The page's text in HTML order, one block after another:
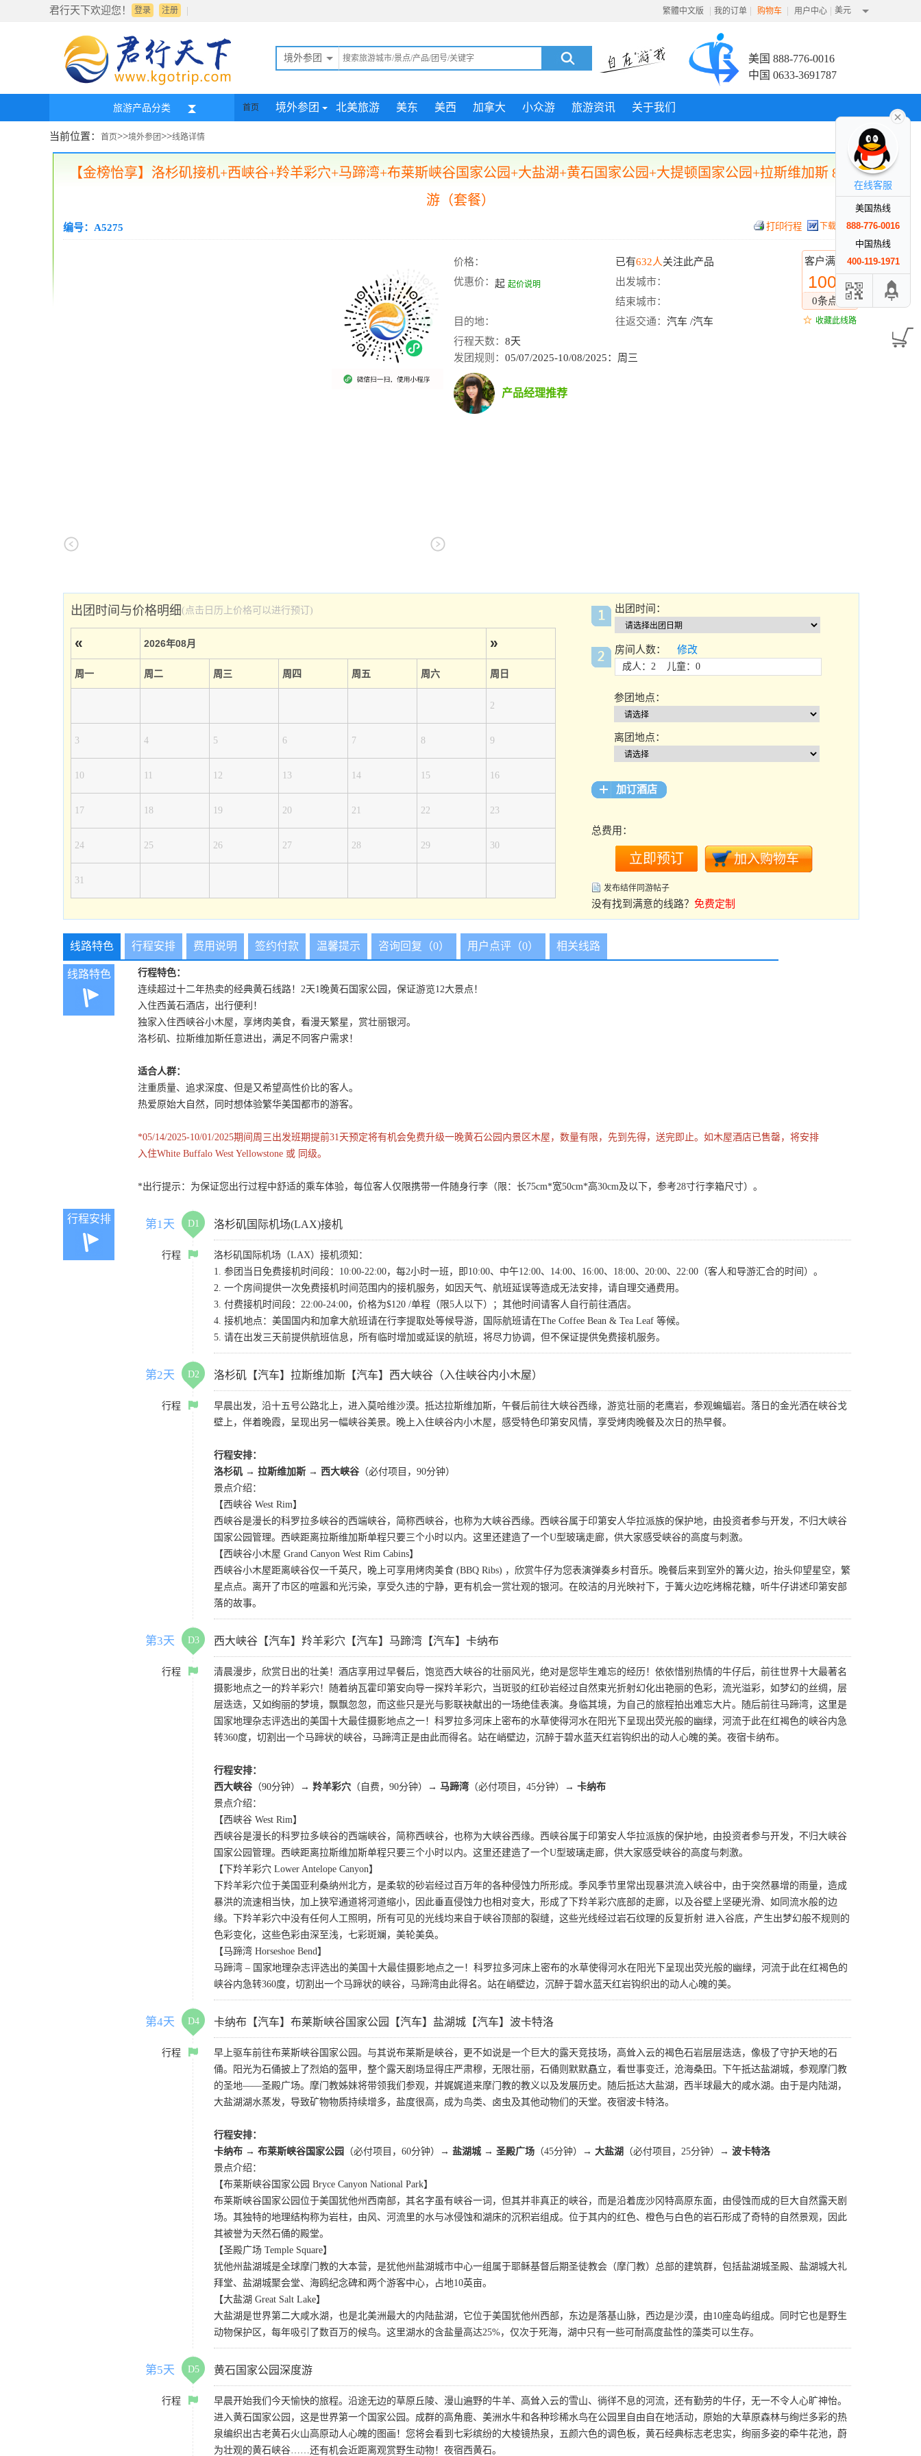
君行天下欢迎您！ 登录 |
注册 繁體中文版 | 我的订单 | 购物车 | 用户中心 | 美元
境外参团
美国 888-776-0016
中国 0633-3691787
旅游产品分类 首页 境外参团 北美旅游 美东 美西 加拿大 小众游 旅游资讯 关于我们
当前位置： 首页>>境外参团>>线路详情
【金榜怡享】洛杉矶接机+西峡谷+羚羊彩穴+马蹄湾+布莱斯峡谷国家公园+大盐湖+黄石国家公园+大提顿国家公园+拉斯维加斯 8日
游（套餐）
编号：A5275 下载行程
客户满意度
100%
0条点评
收藏此线路
价格： 已有632人关注此产品
优惠价： 起 起价说明
出发城市：
结束城市：
目的地：
往返交通： 汽车 /汽车
行程天数： 8天
发团规则： 05/07/2025-10/08/2025：周三
产品经理推荐
出团时间与价格明细(点击日历上价格可以进行预订)
« 2026年08月 »
周一 周二 周三 周四 周五 周六 周日
2
3 4 5 6 7 8 9
10 11 12 13 14 15 16
17 18 19 20 21 22 23
24 25 26 27 28 29 30
31
出团时间：
房间人数： 修改
成人：2 儿童：0
参团地点：
离团地点：
加订酒店
总费用：
发布结伴同游帖子
没有找到满意的线路？ 免费定制
线路特色 行程安排 费用说明 签约付款 温馨提示 咨询回复（0） 用户点评（0） 相关线路
线路特色
行程特色：
连续超过十二年热卖的经典黄石线路！2天1晚黄石国家公园，保证游览12大景点！
入住西黃石酒店，出行便利！
独家入住西峡谷小木屋，享烤肉美食，看漫天繁星，赏壮丽银河。
洛杉矶、拉斯维加斯任意进出，满足不同客户需求！
适合人群：
注重质量、追求深度、但是又希望高性价比的客人。
热爱原始大自然，同时想体验繁华美国都市的游客。
*05/14/2025-10/01/2025期间周三出发班期提前31天预定将有机会免费升级一晚黄石公园内景区木屋，数量有限，先到先得，送完即止。如木屋酒店已售罄，将安排
入住White Buffalo West Yellowstone 或 同级。
*出行提示：为保证您出行过程中舒适的乘车体验，每位客人仅限携带一件随身行李（限：长75cm*宽50cm*高30cm及以下，参考28寸行李箱尺寸）。
行程安排 第1天 D1 洛杉矶国际机场(LAX)接机
行程
洛杉矶国际机场（LAX）接机须知：
1. 参团当日免费接机时间段：10:00-22:00，每2小时一班，即10:00、中午12:00、14:00、16:00、18:00、20:00、22:00（客人和导游汇合的时间）。
2. 一个房间提供一次免费接机时间范围内的接机服务，如因天气、航班延误等造成无法安排，请自理交通费用。
3. 付费接机时间段：22:00-24:00，价格为$120 /单程（限5人以下）；其他时间请客人自行前往酒店。
4. 接机地点：美国国内和加拿大航班请在行李提取处等候导游，国际航班请在The Coffee Bean & Tea Leaf 等候。
5. 请在出发三天前提供航班信息，所有临时增加或延误的航班，将尽力协调，但不保证提供免费接机服务。
第2天 D2 洛杉矶【汽车】拉斯维加斯【汽车】西大峡谷（入住峡谷内小木屋）
行程
早晨出发，沿十五号公路北上，进入莫哈维沙漠。抵达拉斯维加斯，午餐后前往大峡谷西缘，游览壮丽的老鹰岩，参观蝙蝠岩。落日的金光洒在峡谷戈
壁上，伴着晚霞，呈现出另一幅峡谷美景。晚上入住峡谷内小木屋，感受特色印第安风情，享受烤肉晚餐及次日的热早餐。
行程安排：
洛杉矶 → 拉斯维加斯 → 西大峡谷 （必付项目，90分钟）
景点介绍：
【西峡谷 West Rim】
西峡谷是漫长的科罗拉多峡谷的西端峡谷，简称西峡谷，也称为大峡谷西缘。西峡谷属于印第安人华拉派族的保护地，由投资者参与开发，不归大峡谷
国家公园管理。西峡距离拉斯维加斯单程只要三个小时以内。这里还建造了一个U型玻璃走廊，供大家感受峡谷的高度与刺激。
【西峡谷小木屋 Grand Canyon West Rim Cabins】
西峡谷小木屋距离峡谷仅一千英尺，晚上可享用烤肉美食 (BBQ Ribs) ，欣赏牛仔为您表演弹奏乡村音乐。晚餐后来到室外的篝火边，抬头仰望星空，繁
星点点。离开了市区的喧嚣和光污染，享受久违的宁静，更有机会一赏壮观的银河。在皎洁的月光映衬下，于篝火边吃烤棉花糖，听牛仔讲述印第安部
落的故事。
第3天 D3 西大峡谷【汽车】羚羊彩穴【汽车】马蹄湾【汽车】卡纳布
行程
清晨漫步，欣赏日出的壮美！酒店享用过早餐后，饱览西大峡谷的壮丽风光，绝对是您毕生难忘的经历！依依惜别热情的牛仔后，前往世界十大最著名
摄影地点之一的羚羊彩穴！随着纳瓦霍印第安向导一探羚羊彩穴，当斑驳的红砂岩经过自然束光折射幻化出艳丽的色彩，流光溢彩，如梦幻的丝绸，层
层迭迭，又如绚丽的梦境，飘飘忽忽，而这些只是光与影联袂献出的一场绝佳表演。身临其境，为自己的旅程拍出难忘大片。随后前往马蹄湾，这里是
国家地理杂志评选出的美国十大最佳摄影地点之一！科罗拉多河床上密布的水草使得河水在阳光下呈现出荧光般的幽绿，河流于此在红褐色的峡谷内急
转360度，切割出一个马蹄状的峡谷，马蹄湾正是由此而得名。站在峭壁边，沉醉于碧水蓝天红岩钩织出的动人心魄的美。夜宿卡纳布。
行程安排：
西大峡谷 （90分钟） → 羚羊彩穴 （自费，90分钟）→ 马蹄湾 （必付项目，45分钟）→ 卡纳布
景点介绍：
【西峡谷 West Rim】
西峡谷是漫长的科罗拉多峡谷的西端峡谷，简称西峡谷，也称为大峡谷西缘。西峡谷属于印第安人华拉派族的保护地，由投资者参与开发，不归大峡谷
国家公园管理。西峡距离拉斯维加斯单程只要三个小时以内。这里还建造了一个U型玻璃走廊，供大家感受峡谷的高度与刺激。
【下羚羊彩穴 Lower Antelope Canyon】
下羚羊彩穴位于美国亚利桑纳州北方，是柔软的砂岩经过百万年的各种侵蚀力所形成。季风季节里常出现暴洪流入峡谷中，由于突然暴增的雨量，造成
暴洪的流速相当快，加上狭窄通道将河道缩小，因此垂直侵蚀力也相对变大，形成了下羚羊彩穴底部的走廊，以及谷壁上坚硬光滑、如同流水般的边
缘。下羚羊彩穴中没有任何人工照明，所有可见的光线均来自于峡谷顶部的裂缝，这些光线经过岩石纹理的反复折射 进入谷底，产生出梦幻般不规则的
色彩变化，这些色彩由深至浅，七彩斑斓，美轮美奂。
【马蹄湾 Horseshoe Bend】
马蹄湾 – 国家地理杂志评选出的美国十大最佳摄影地点之一！科罗拉多河床上密布的水草使得河水在阳光下呈现出荧光般的幽绿，河流于此在红褐色的
峡谷内急转360度，切割出一个马蹄状的峡谷，马蹄湾由此得名。站在峭壁边，沉醉于碧水蓝天红岩钩织出的动人心魄的美。
第4天 D4 卡纳布【汽车】布莱斯峡谷国家公园【汽车】盐湖城【汽车】波卡特洛
行程
早上驱车前往布莱斯峡谷国家公园。与其说布莱斯是峡谷，更不如说是一个巨大的露天竞技场，高耸入云的褐色石岩层层迭迭，像极了守护天地的石
俑。阳光为石俑披上了烈焰的盔甲，整个露天剧场显得庄严肃穆，无限壮丽，石俑则默默矗立，看世事变迁，沧海桑田。下午抵达盐湖城，参观摩门教
的圣地——圣殿广场。摩门教姊妹将带领我们参观，并娓娓道来摩门教的教义以及发展历史。随后抵达大盐湖，西半球最大的咸水湖。由于是内陆湖，
大盐湖湖水蒸发，导致矿物物质持续增多，盐度很高，成为鸟类、卤虫及其他动物们的天堂。夜宿波卡特洛。
行程安排：
卡纳布 → 布莱斯峡谷国家公园
（必付项目，60分钟） → 盐湖城 → 圣殿广场 （45分钟） → 大盐湖 （必付项目，25分钟）
→ 波卡特洛
景点介绍：
【布莱斯峡谷国家公园 Bryce Canyon National Park】
布莱斯峡谷国家公园位于美国犹他州西南部，其名字虽有峡谷一词，但其并非真正的峡谷，而是沿着庞沙冈特高原东面，由侵蚀而成的巨大自然露天剧
场。其独特的地理结构称为岩柱，由风、河流里的水与冰侵蚀和湖床的沉积岩组成。位于其内的红色、橙色与白色的岩石形成了奇特的自然景观，因此
其被誉为天然石俑的殿堂。
【圣殿广场 Temple Square】
犹他州盐湖城是全球摩门教的大本营，是犹他州盐湖城市中心一组属于耶稣基督后期圣徒教会（摩门教）总部的建筑群，包括盐湖城圣殿、盐湖城大礼
拜堂、盐湖城聚会堂、海鸥纪念碑和两个游客中心，占地10英亩。
【大盐湖 Great Salt Lake】
大盐湖是世界第二大咸水湖，也是北美洲最大的内陆盐湖，它位于美国犹他州西部，东边是落基山脉，西边是沙漠，由10座岛屿组成。同时它也是野生
动物保护区，每年吸引了数百万的候鸟。这里湖水的含盐量高达25%，仅次于死海，湖中只有一些可耐高度盐性的藻类可以生存。
第5天 D5 黄石国家公园深度游
行程
早晨开始我们今天愉快的旅程。沿途无边的草原丘陵、漫山遍野的牛羊、高耸入云的雪山、徜徉不息的河流，还有勤劳的牛仔，无一不令人心旷神怡。
进入黄石国家公园，这是世界第一个国家公园。成群的高角鹿、美洲水牛和各种珍稀水鸟在公园里自由自在地活动，原始的大草原森林与绚烂多彩的热
泉编织出古老黄石火山高原动人心魄的图画！您将会看到七彩缤纷的大棱镜热泉，五颜六色的调色板，黄石经典标志老忠实，绚丽多姿的牵牛花池，蔚
为壮观的黄石峡谷……还有机会近距离观赏野生动物！夜宿西黄石。
在线客服
美国热线
888-776-0016
中国热线
400-119-1971